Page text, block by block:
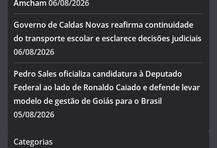
Amcham 06/08/2026
Governo de Caldas Novas reafirma continuidade
do transporte escolar e esclarece decisões judiciais
06/08/2026
Pedro Sales oficializa candidatura à Deputado
Federal ao lado de Ronaldo Caiado e defende levar
modelo de gestão de Goiás para o Brasil
05/08/2026
Categorias